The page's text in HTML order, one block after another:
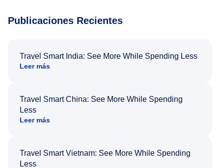
Publicaciones Recientes
Travel Smart India: See More While Spending Less
Leer más
Travel Smart China: See More While Spending
Less
Leer más
Travel Smart Vietnam: See More While Spending
Less